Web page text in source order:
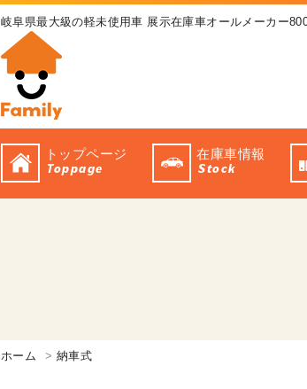
岐阜県最大級の軽未使用車 展示在庫車オールメーカー
トップページ
Toppage
在庫車情報
Stock
ホーム 納車式